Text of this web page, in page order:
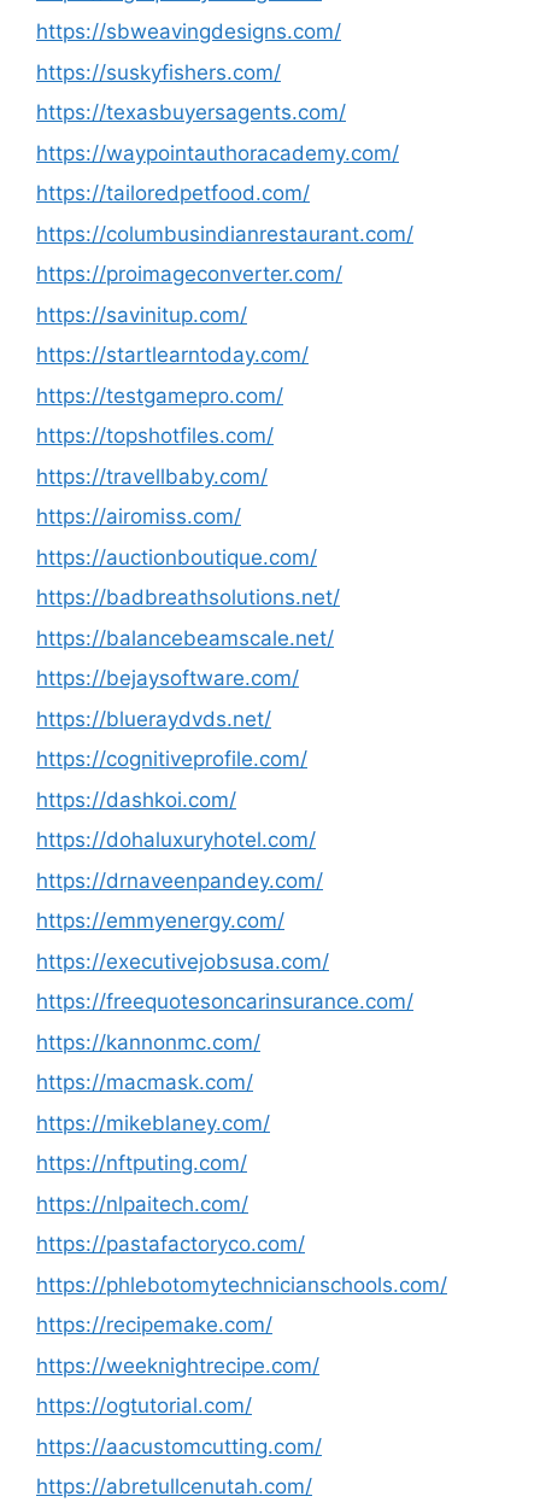
https://sbweavingdesigns.com/
https://suskyfishers.com/
https://texasbuyersagents.com/
https://waypointauthoracademy.com/
https://tailoredpetfood.com/
https://columbusindianrestaurant.com/
https://proimageconverter.com/
https://savinitup.com/
https://startlearntoday.com/
https://testgamepro.com/
https://topshotfiles.com/
https://travellbaby.com/
https://airomiss.com/
https://auctionboutique.com/
https://badbreathsolutions.net/
https://balancebeamscale.net/
https://bejaysoftware.com/
https://blueraydvds.net/
https://cognitiveprofile.com/
https://dashkoi.com/
https://dohaluxuryhotel.com/
https://drnaveenpandey.com/
https://emmyenergy.com/
https://executivejobsusa.com/
https://freequotesoncarinsurance.com/
https://kannonmc.com/
https://macmask.com/
https://mikeblaney.com/
https://nftputing.com/
https://nlpaitech.com/
https://pastafactoryco.com/
https://phlebotomytechnicianschools.com/
https://recipemake.com/
https://weeknightrecipe.com/
https://ogtutorial.com/
https://aacustomcutting.com/
https://abretullcenutah.com/